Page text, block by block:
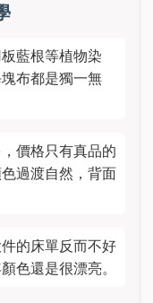
藍根等植物染
布都是獨一無
價格只有真品的
過渡自然，背面
的床單反而不好
色還是很漂亮。